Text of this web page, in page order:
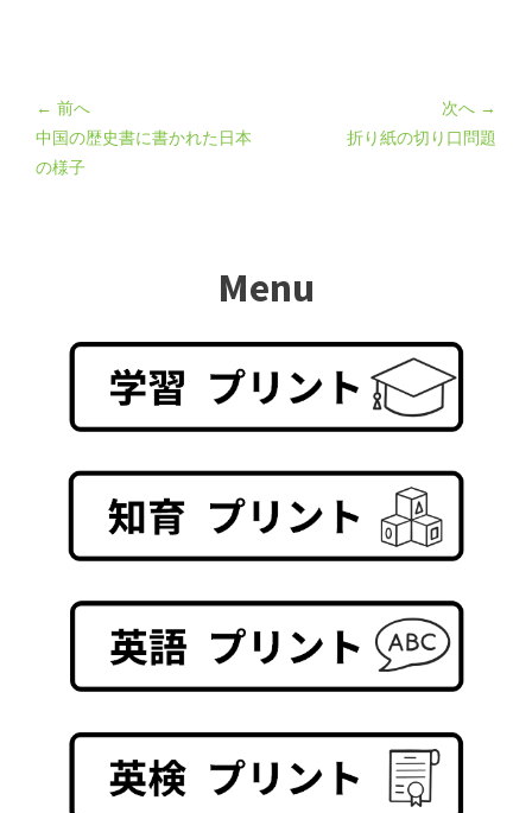
← 前へ
中国の歴史書に書かれた日本
の様子
次へ →
折り紙の切り口問題
Menu